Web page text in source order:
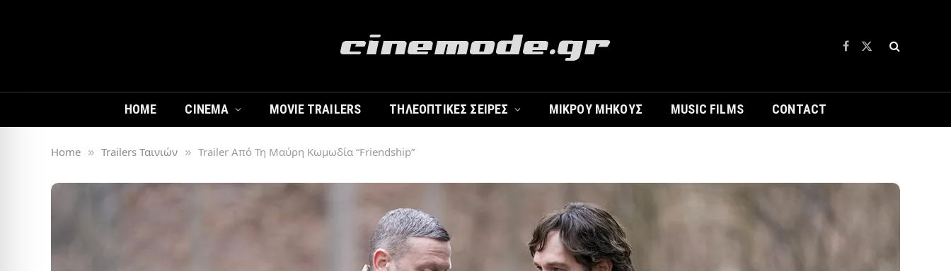
Facebook
X
HOME CINEMA MOVIE TRAILERS ΤΗΛΕΟΠΤΙΚΈΣ ΣΕΙΡΈΣ ΜΙΚΡΟΎ ΜΉΚΟΥΣ MUSIC FILMS CONTACT
Home » Trailers Ταινιών » Trailer Από Τη Μαύρη Κωμωδία “Friendship”